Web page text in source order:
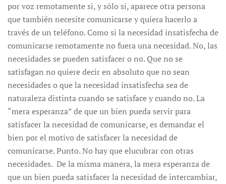
por voz remotamente si, y sólo si, aparece otra persona
que también necesite comunicarse y quiera hacerlo a
través de un teléfono. Como si la necesidad insatisfecha de
comunicarse remotamente no fuera una necesidad. No, las
necesidades se pueden satisfacer o no. Que no se
satisfagan no quiere decir en absoluto que no sean
necesidades o que la necesidad insatisfecha sea de
naturaleza distinta cuando se satisface y cuando no. La
“mera esperanza” de que un bien pueda servir para
satisfacer la necesidad de comunicarse, es demandar el
bien por el motivo de satisfacer la necesidad de
comunicarse. Punto. No hay que elucubrar con otras
necesidades. De la misma manera, la mera esperanza de
que un bien pueda satisfacer la necesidad de intercambiar,